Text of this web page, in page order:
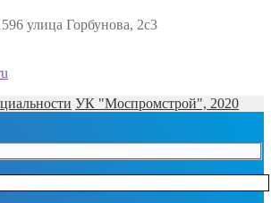
улица Горбунова, 2с3
УК "Моспромстрой", 2020